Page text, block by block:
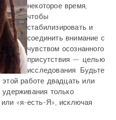
некоторое время,
чтобы
стабилизировать и
соединить внимание с
чувством осознанного
присутствия — целью
исследования. Будьте
работе двадцать или
только
«я-есть-Я», исключая